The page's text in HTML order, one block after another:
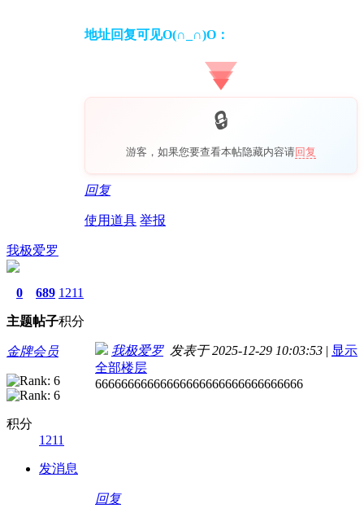
地址回复可见O(∩_∩)O：
游客，如果您要查看本帖隐藏内容请回复
回复
使用道具 举报
我极爱罗
0
主题
689
帖子
1211
积分
金牌会员
积分
1211
发消息
我极爱罗发表于 2025-12-29 10:03:53 | 显示
全部楼层
66666666666666666666666666666666
回复